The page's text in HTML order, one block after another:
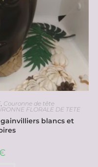
, Couronne de tête
FLORALE DE TETE
blancs et